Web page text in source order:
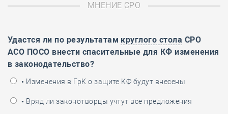
МНЕНИЕ СРО
Удастся ли по результатам круглого стола СРО
АСО ПОСО внести спасительные для КФ изменения
в законодательство?
• Изменения в ГрК о защите КФ будут внесены
• Вряд ли законотворцы учтут все предложения